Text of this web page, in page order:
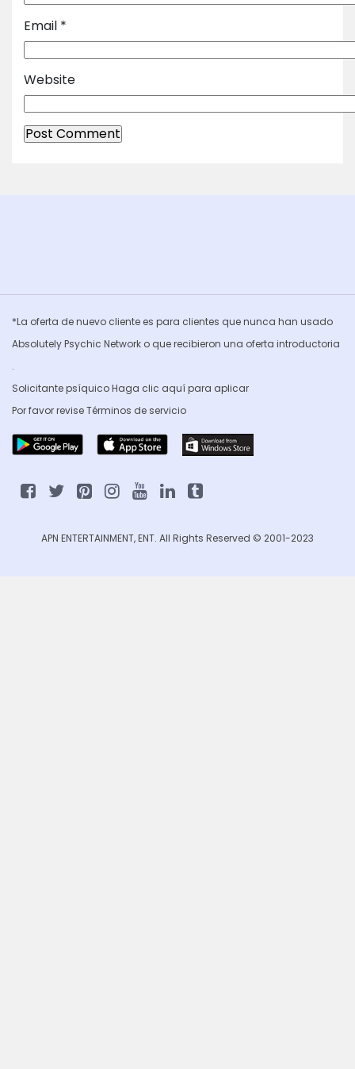
Email *
Website
*La oferta de nuevo cliente es para clientes que nunca han usado
Absolutely Psychic Network o que recibieron una oferta introductoria
.
Solicitante psíquico Haga clic aquí para aplicar
Por favor reviseTérminos de servicio
APN ENTERTAINMENT, ENT. All Rights Reserved © 2001-2023